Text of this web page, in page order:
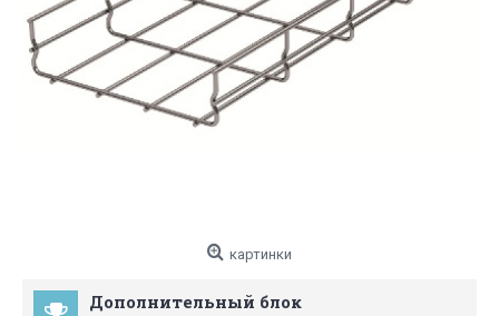
картинки
Дополнительный блок